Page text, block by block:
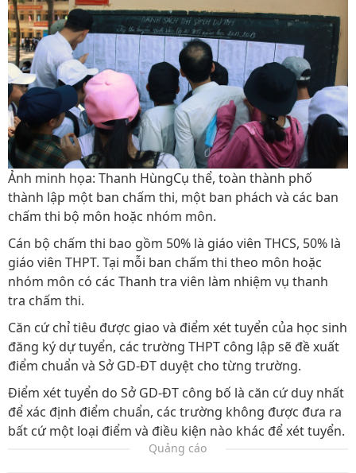
Ảnh minh họa: Thanh HùngCụ thể, toàn thành phố
thành lập một ban chấm thi, một ban phách và các ban
chấm thi bộ môn hoặc nhóm môn.
Cán bộ chấm thi bao gồm 50% là giáo viên THCS, 50% là
giáo viên THPT. Tại mỗi ban chấm thi theo môn hoặc
nhóm môn có các Thanh tra viên làm nhiệm vụ thanh
tra chấm thi.
Căn cứ chỉ tiêu được giao và điểm xét tuyển của học sinh
đăng ký dự tuyển, các trường THPT công lập sẽ đề xuất
điểm chuẩn và Sở GD-ĐT duyệt cho từng trường.
Điểm xét tuyển do Sở GD-ĐT công bố là căn cứ duy nhất
để xác định điểm chuẩn, các trường không được đưa ra
bất cứ một loại điểm và điều kiện nào khác để xét tuyển.
Quảng cáo